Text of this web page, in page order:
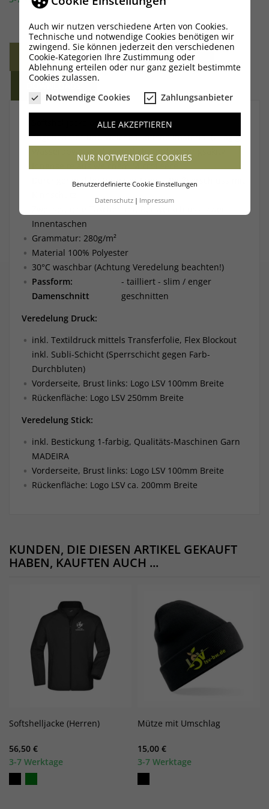
Auch wir nutzen verschiedene Arten von Cookies.
Technische und notwendige Cookies benötigen wir
zwingend. Sie können jederzeit den verschiedenen
Cookie-Kategorien Ihre Zustimmung oder
Ablehnung erteilen oder nur ganz gezielt bestimmte
Cookies zulassen.
Notwendige Cookies
Zahlungsanbieter
ALLE AKZEPTIEREN
NUR NOTWENDIGE COOKIES
Benutzerdefinierte Cookie Einstellungen
Datenschutz
Impressum
BESCHREIBUNG GRÖSSENTABELLE
Softshelljacke ohne Kapuze
angenehmes und weiches Softshellmaterial (2-lagig)
Durchgehend hinterlegter Front - Reißverschluss mit
Innentaschen
Grammatur: 280g/m²
Material 100% Polyester
30°C waschbar (Achtung Veredelung beachten!)
Passform:
Damenschnitt
- tailliert - slim / enger
geschnitten
Veredelung Druck:
inkl. Textildruck mittels Transferfolie, Flex Blockout
inkl. Subli-Schicht (Sperrschicht gegen Farb-
Durchbluten)
Vorderseite, Brust links: Logo LSV 100mm Breite
Rückenfläche: Logo LSV 250mm Breite
Veredelung Stick:
inkl. Bestickung 1-farbig, Qualitäts-Maschinen Garn
MADEIRA
Vorderseite, Brust links: Logo LSV 100mm Breite
Rückenfläche: Logo LSV ca. 200mm Breite
KUNDEN, DIE DIESEN ARTIKEL GEKAUFT
HABEN, KAUFTEN AUCH ...
Softshelljacke (Herren)
56,50 €
3-7 Werktage
Mütze mit Umschlag
15,00 €
3-7 Werktage
Ihre Wunschlisten ×
add_circle_outline Neue Liste anlegen
Wunschliste erstellen ×
Name der Wunschliste
Abbrechen Wunschliste erstellen
Anmelden ×
Sie müssen angemeldet sein, um Artikel Ihrer
Wunschliste hinzufügen zu können.
Abbrechen